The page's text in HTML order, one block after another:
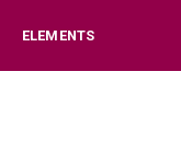
ELEMENTS